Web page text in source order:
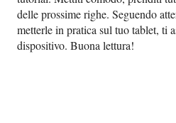
delle prossime righe. Seguendo
metterle in pratica sul tuo tablet, ti
dispositivo. Buona lettura!